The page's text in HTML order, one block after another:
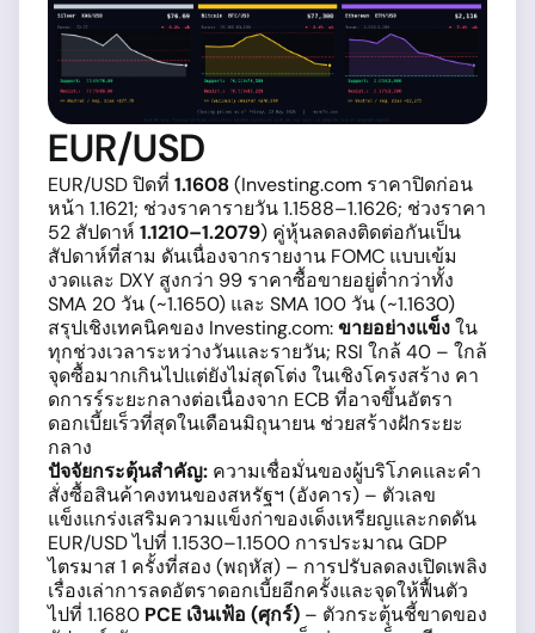
EUR/USD
EUR/USD ปิดที่ 1.1608 (Investing.com ราคาปิดก่อน
หน้า 1.1621; ช่วงราคารายวัน 1.1588–1.1626; ช่วงราคา
52 สัปดาห์ 1.1210–1.2079) คู่หุ้นลดลงติดต่อกันเป็น
สัปดาห์ที่สาม ดันเนื่องจากรายงาน FOMC แบบเข้ม
งวดและ DXY สูงกว่า 99 ราคาซื้อขายอยู่ต่ำกว่าทั้ง
SMA 20 วัน (~1.1650) และ SMA 100 วัน (~1.1630)
สรุปเชิงเทคนิคของ Investing.com:ขายอย่างแข็งใน
ทุกช่วงเวลาระหว่างวันและรายวัน; RSI ใกล้ 40 – ใกล้
จุดซื้อมากเกินไปแต่ยังไม่สุดโต่ง ในเชิงโครงสร้าง คา
ดการร์ระยะกลางต่อเนื่องจาก ECB ที่อาจขึ้นอัตรา
ดอกเบี้ยเร็วที่สุดในเดือนมิถุนายน ช่วยสร้างฝักระยะ
กลาง
ปัจจัยกระตุ้นสำคัญ: ความเชื่อมั่นของผู้บริโภคและคำ
สั่งซื้อสินค้าคงทนของสหรัฐฯ (อังคาร) – ตัวเลข
แข็งแกร่งเสริมความแข็งก่าของเด็งเหรียญและกดดัน
EUR/USD ไปที่ 1.1530–1.1500 การประมาณ GDP
ไตรมาส 1 ครั้งที่สอง (พฤหัส) – การปรับลดลงเปิดเพลิง
เรื่องเล่าการลดอัตราดอกเบี้ยอีกครั้งและจุดให้ฟื้นตัว
ไปที่ 1.1680 PCE เงินเฟ้อ (ศุกร์) – ตัวกระตุ้นชี้ขาดของ